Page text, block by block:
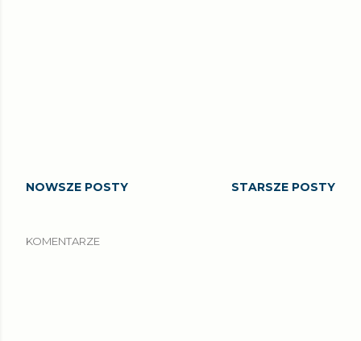
NOWSZE POSTY STARSZE POSTY
KOMENTARZE